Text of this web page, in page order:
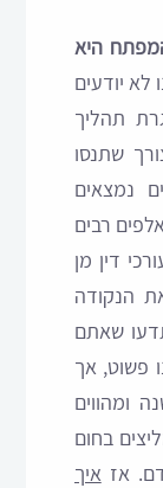
היא
לא יודעים
תהליך
שתנסו
נמצאים
רבים
דין מן
הנקודה
שאתם
פשוט, אך
ומהווים
בחום
אז איך